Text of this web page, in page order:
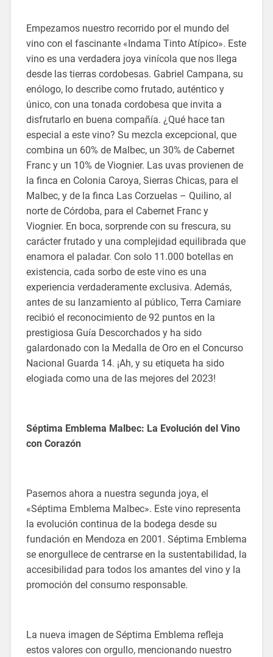
Empezamos nuestro recorrido por el mundo del
vino con el fascinante «Indama Tinto Atípico». Este
vino es una verdadera joya vinícola que nos llega
desde las tierras cordobesas. Gabriel Campana, su
enólogo, lo describe como frutado, auténtico y
único, con una tonada cordobesa que invita a
disfrutarlo en buena compañía. ¿Qué hace tan
especial a este vino? Su mezcla excepcional, que
combina un 60% de Malbec, un 30% de Cabernet
Franc y un 10% de Viognier. Las uvas provienen de
la finca en Colonia Caroya, Sierras Chicas, para el
Malbec, y de la finca Las Corzuelas – Quilino, al
norte de Córdoba, para el Cabernet Franc y
Viognier. En boca, sorprende con su frescura, su
carácter frutado y una complejidad equilibrada que
enamora el paladar. Con solo 11.000 botellas en
existencia, cada sorbo de este vino es una
experiencia verdaderamente exclusiva. Además,
antes de su lanzamiento al público, Terra Camiare
recibió el reconocimiento de 92 puntos en la
prestigiosa Guía Descorchados y ha sido
galardonado con la Medalla de Oro en el Concurso
Nacional Guarda 14. ¡Ah, y su etiqueta ha sido
elogiada como una de las mejores del 2023!
Séptima Emblema Malbec: La Evolución del Vino
con Corazón
Pasemos ahora a nuestra segunda joya, el
«Séptima Emblema Malbec». Este vino representa
la evolución continua de la bodega desde su
fundación en Mendoza en 2001. Séptima Emblema
se enorgullece de centrarse en la sustentabilidad, la
accesibilidad para todos los amantes del vino y la
promoción del consumo responsable.
La nueva imagen de Séptima Emblema refleja
estos valores con orgullo, mencionando nuestro